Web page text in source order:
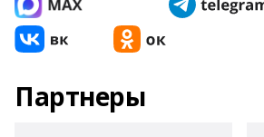
Партнеры